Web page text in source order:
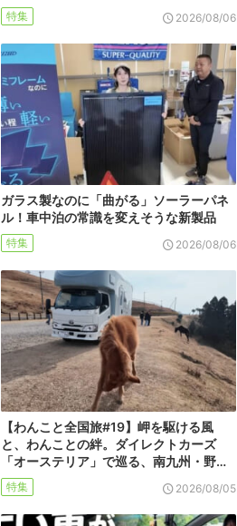
特集 2026/08/06
ガラス製なのに「曲がる」ソーラーパネ
ル！車中泊の常識を変えそうな新製品
特集 2026/08/06
【わんこと全国旅#19】岬を駆ける風
と、わんことの絆。ダイレクトカーズ
「オーステリア」で巡る、南九州・野…
特集 2026/08/05